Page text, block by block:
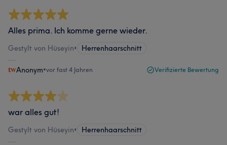
Alles prima. Ich komme gerne wieder.
Gestylt von Hüseyin• Herrenhaarschnitt
Anonym•vor fast 4 Jahren Verifizierte Bewertung
war alles gut!
Gestylt von Hüseyin• Herrenhaarschnitt